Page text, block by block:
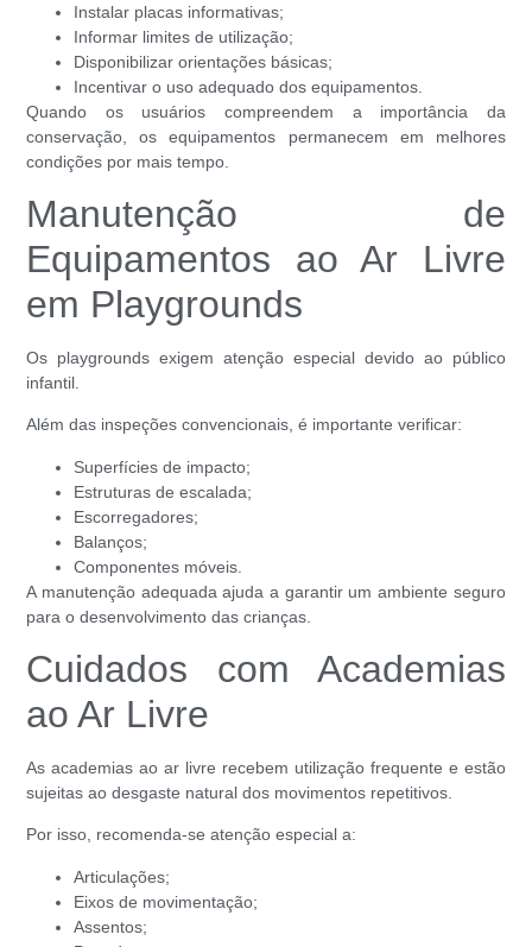
Instalar placas informativas;
Informar limites de utilização;
Disponibilizar orientações básicas;
Incentivar o uso adequado dos equipamentos.
Quando os usuários compreendem a importância da
conservação, os equipamentos permanecem em melhores
condições por mais tempo.
Manutenção de
Equipamentos ao Ar Livre
em Playgrounds
Os playgrounds exigem atenção especial devido ao público
infantil.
Além das inspeções convencionais, é importante verificar:
Superfícies de impacto;
Estruturas de escalada;
Escorregadores;
Balanços;
Componentes móveis.
A manutenção adequada ajuda a garantir um ambiente seguro
para o desenvolvimento das crianças.
Cuidados com Academias
ao Ar Livre
As academias ao ar livre recebem utilização frequente e estão
sujeitas ao desgaste natural dos movimentos repetitivos.
Por isso, recomenda-se atenção especial a:
Articulações;
Eixos de movimentação;
Assentos;